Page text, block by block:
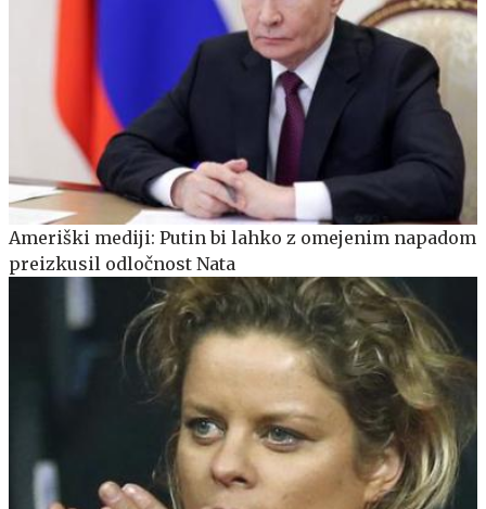
Ameriški mediji: Putin bi lahko z omejenim napadom
preizkusil odločnost Nata